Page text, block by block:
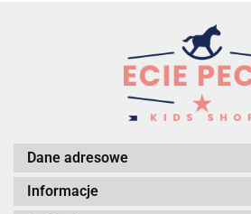
Dane adresowe
Informacje